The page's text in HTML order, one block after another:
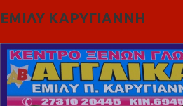
ΕΜΙΛΥ ΚΑΡΥΓΙΑΝΝΗ